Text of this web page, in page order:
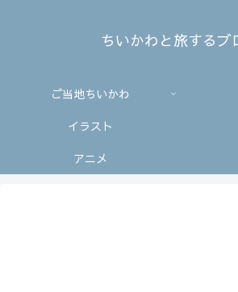
ちいかわと旅するブ
ご当地ちいかわ
イラスト
アニメ